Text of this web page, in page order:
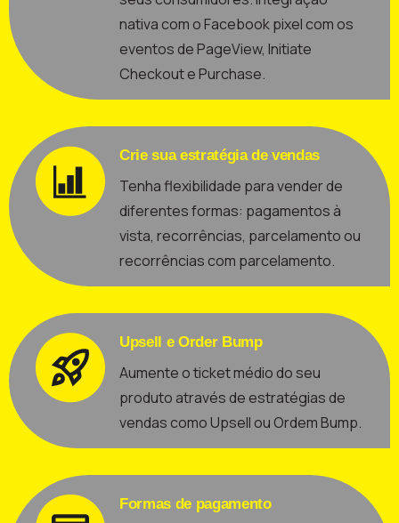
nativa com o Facebook pixel com os
eventos de PageView, Initiate
Checkout e Purchase.
Crie sua estratégia de vendas
Tenha flexibilidade para vender de
diferentes formas: pagamentos à
vista, recorrências, parcelamento ou
recorrências com parcelamento.
Upsell e Order Bump
Aumente o ticket médio do seu
produto através de estratégias de
vendas como Upsell ou Ordem Bump.
Formas de pagamento